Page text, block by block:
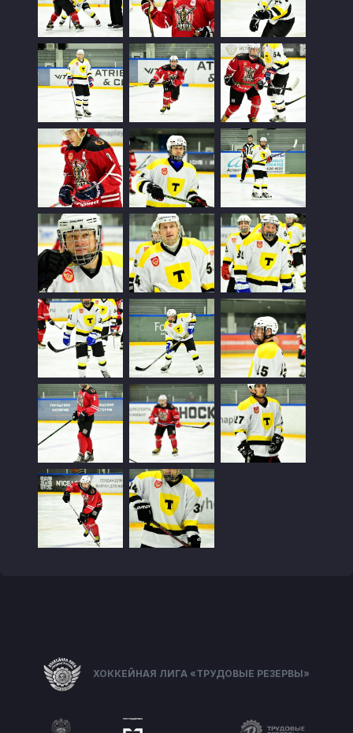
ХОККЕЙНАЯ ЛИГА «ТРУДОВЫЕ РЕЗЕРВЫ»